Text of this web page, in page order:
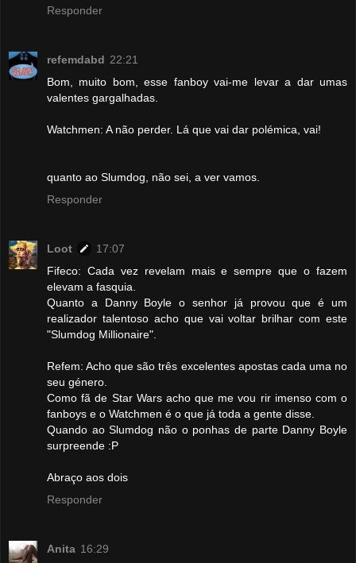
Responder
refemdabd 22:21
Bom, muito bom, esse fanboy vai-me levar a dar umas
valentes gargalhadas.
Watchmen: A não perder. Lá que vai dar polémica, vai!
quanto ao Slumdog, não sei, a ver vamos.
Responder
Loot
17:07
Fifeco: Cada vez revelam mais e sempre que o fazem
elevam a fasquia.
Quanto a Danny Boyle o senhor já provou que é um
realizador talentoso acho que vai voltar brilhar com este
"Slumdog Millionaire".
Refem: Acho que são três excelentes apostas cada uma no
seu género.
Como fã de Star Wars acho que me vou rir imenso com o
fanboys e o Watchmen é o que já toda a gente disse.
Quando ao Slumdog não o ponhas de parte Danny Boyle
surpreende :P
Abraço aos dois
Responder
Anita 16:29